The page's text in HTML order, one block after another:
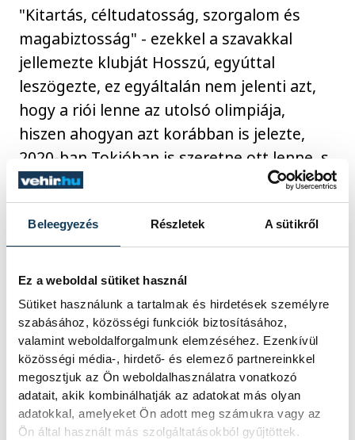
Beleegyezés Részletek A sütikről
Ez a weboldal sütiket használ
Sütiket használunk a tartalmak és hirdetések személyre
szabásához, közösségi funkciók biztosításához,
valamint weboldalforgalmunk elemzéséhez. Ezenkívül
közösségi média-, hirdető- és elemező partnereinkkel
megosztjuk az Ön weboldalhasználatra vonatkozó
adatait, akik kombinálhatják az adatokat más olyan
adatokkal, amelyeket Ön adott meg számukra vagy az
Ön által használt más szolgáltatásokból gyűjtöttek.
"Kitartás, céltudatosság, szorgalom és
magabiztosság" - ezekkel a szavakkal
jellemezte klubját Hosszú, egyúttal
leszögezte, ez egyáltalán nem jelenti azt,
hogy a riói lenne az utolsó olimpiája,
hiszen ahogyan azt korábban is jelezte,
2020-ban Tokióban is szeretne ott lenne, s
néha még a 2024-es ötkarikás játékok
gondolatával is "kacérkodik".
edzője, Shane Tusup által közösen
lefektetett elvekre épül majd. "Shane
személye nagyon fontos, vele olyan tervet
alakítottunk ki, amivel világelső lettem.
Ezen fog alapulni az Iron Aqutics
úszóprogramja is" - mondta az úszónő.